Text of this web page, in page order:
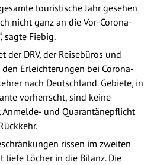
touristische Jahr gesehen
nicht ganz an die Vor-Corona-
sagte Fiebig.
der DRV, der Reisebüros und
Erleichterungen bei Corona-
nach Deutschland. Gebiete, in
vorherrscht, sind keine
Anmelde- und Quarantänepflicht
rissen im zweiten
tiefe Löcher in die Bilanz. Die